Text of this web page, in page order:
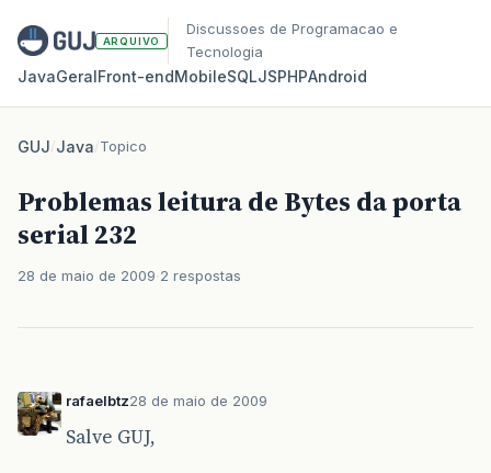
ARQUIVO
Discussoes de Programacao e
Tecnologia
JavaGeralFront‑endMobileSQLJSPHPAndroid
GUJ/Java/Topico
Problemas leitura de Bytes da porta
serial 232
28 de maio de 2009 2 respostas
rafaelbtz28 de maio de 2009
Salve GUJ,